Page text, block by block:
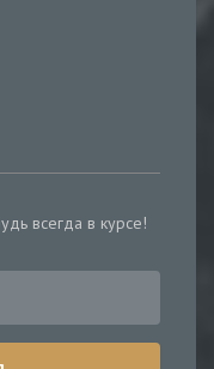
всегда в курсе!